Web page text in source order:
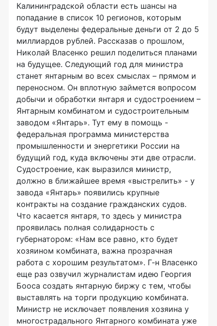
Калининградской области есть шансы на
попадание в список 10 регионов, которым
будут выделены федеральные деньги от 2 до 5
миллиардов рублей. Рассказав о прошлом,
Николай Власенко решил поделиться планами
на будущее. Следующий год для министра
станет янтарным во всех смыслах – прямом и
переносном. Он вплотную займется вопросом
добычи и обработки янтаря и судостроением –
Янтарным комбинатом и судостроительным
заводом «Янтарь». Тут ему в помощь -
федеральная программа министерства
промышленности и энергетики России на
будущий год, куда включены эти две отрасли.
Судостроение, как выразился министр,
должно в ближайшее время «выстрелить» - у
завода «Янтарь» появились крупные
контракты на создание гражданских судов.
Что касается янтаря, то здесь у министра
проявилась полная солидарность с
губернатором: «Нам все равно, кто будет
хозяином комбината, важна прозрачная
работа с хорошим результатом». Г-н Власенко
еще раз озвучил журналистам идею Георгия
Бооса создать янтарную биржу с тем, чтобы
выставлять на торги продукцию комбината.
Министр не исключает появления хозяина у
многострадального Янтарного комбината уже